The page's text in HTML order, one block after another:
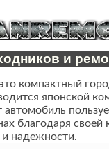
и
компактный
японской
автомобиль
благодаря своей
надежности.